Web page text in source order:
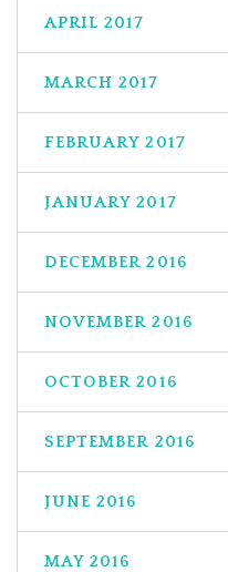
APRIL 2017
MARCH 2017
FEBRUARY 2017
JANUARY 2017
DECEMBER 2016
NOVEMBER 2016
OCTOBER 2016
SEPTEMBER 2016
JUNE 2016
MAY 2016